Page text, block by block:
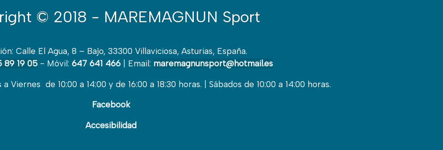
© 2018 - MAREMAGNUN Sport
Calle El Agua, 8 – Bajo, 33300 Villaviciosa, Asturias, España.
89 19 05 - Móvil: 647 641 466 | Email: maremagnunsport@hotmail.es
Viernes de 10:00 a 14:00 y de 16:00 a 18:30 horas. | Sábados de 10:00 a 14:00 horas.
Facebook
Accesibilidad